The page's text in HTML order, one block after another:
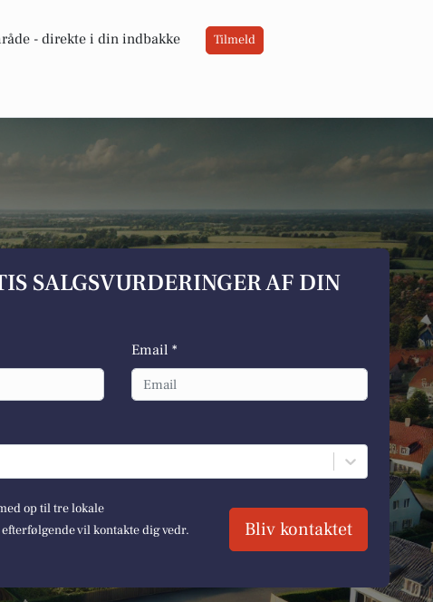
- direkte i din indbakke Tilmeld
SALGSVURDERINGER AF DIN
Email *
op til tre lokale
vil kontakte dig vedr.
Bliv kontaktet